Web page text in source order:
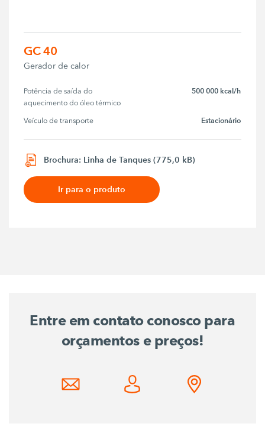
GC 40
Gerador de calor
Potência de saída do
aquecimento do óleo térmico
500 000 kcal/h
Veículo de transporte Estacionário
Brochura: Linha de Tanques (775,0 kB)
Ir para o produto
Entre em contato conosco para
orçamentos e preços!